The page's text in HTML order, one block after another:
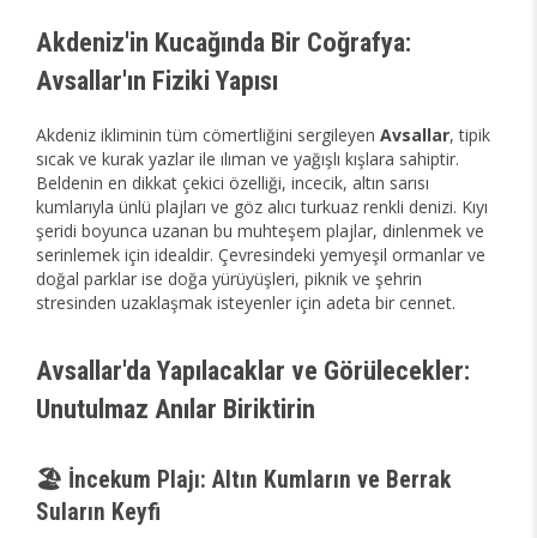
Akdeniz'in Kucağında Bir Coğrafya:
Avsallar'ın Fiziki Yapısı
Akdeniz ikliminin tüm cömertliğini sergileyen Avsallar, tipik
sıcak ve kurak yazlar ile ılıman ve yağışlı kışlara sahiptir.
Beldenin en dikkat çekici özelliği, incecik, altın sarısı
kumlarıyla ünlü plajları ve göz alıcı turkuaz renkli denizi. Kıyı
şeridi boyunca uzanan bu muhteşem plajlar, dinlenmek ve
serinlemek için idealdir. Çevresindeki yemyeşil ormanlar ve
doğal parklar ise doğa yürüyüşleri, piknik ve şehrin
stresinden uzaklaşmak isteyenler için adeta bir cennet.
Avsallar'da Yapılacaklar ve Görülecekler:
Unutulmaz Anılar Biriktirin
🏖️ İncekum Plajı: Altın Kumların ve Berrak
Suların Keyfi